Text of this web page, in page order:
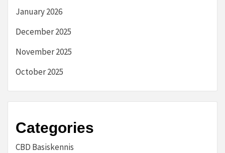
January 2026
December 2025
November 2025
October 2025
Categories
CBD Basiskennis